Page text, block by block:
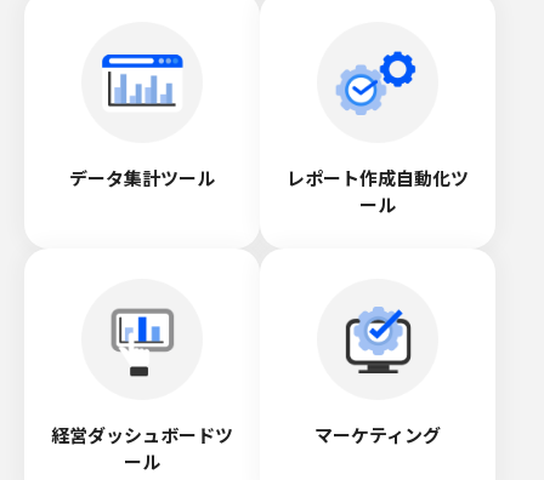
データ集計ツール
レポート作成自動化ツ
ール
経営ダッシュボードツ
ール
マーケティング